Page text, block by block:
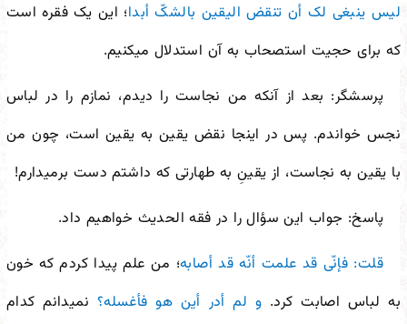
لیس ینبغی لک أن تنقض الیقین بالشکّ أبدا؛ این یک فقره است
که برای حجیت استصحاب به آن استدلال میکنیم.
پرسشگر: بعد از آنکه من نجاست را دیدم، نمازم را در لباس
نجس خواندم. پس در اینجا نقض یقین به یقین است، چون من
با یقین به نجاست، از یقینِ به طهارتی که داشتم دست برمیدارم!
پاسخ: جواب این سؤال را در فقه الحدیث خواهیم داد.
قلت: فإنّی قد علمت أنّه قد أصابه؛ من علم پیدا کردم که خون
به لباس اصابت کرد. و لم أدر أین هو فأغسله؟ نمیدانم کدام